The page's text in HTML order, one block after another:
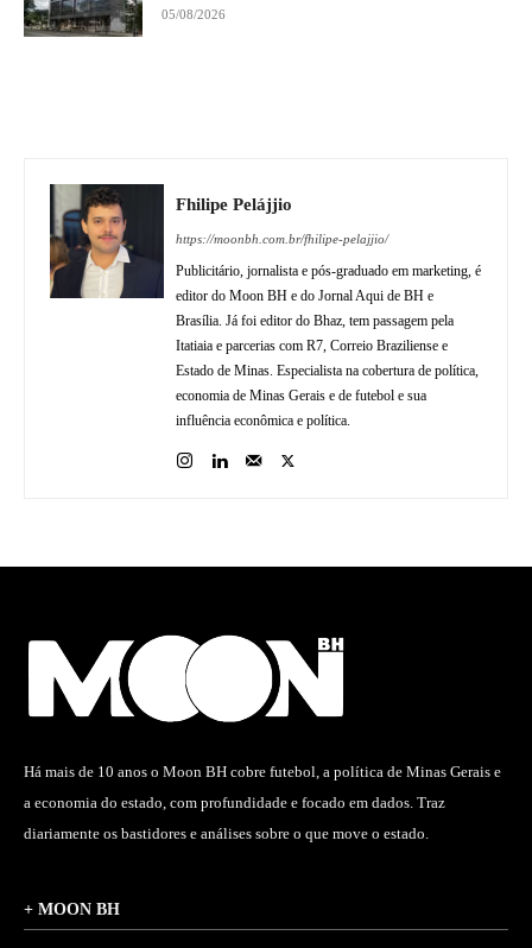
05/08/2026
Fhilipe Pelájjio
https://moonbh.com.br/fhilipe-pelajjio/
Publicitário, jornalista e pós-graduado em marketing, é
editor do Moon BH e do Jornal Aqui de BH e
Brasília. Já foi editor do Bhaz, tem passagem pela
Itatiaia e parcerias com R7, Correio Braziliense e
Estado de Minas. Especialista na cobertura de política,
economia de Minas Gerais e de futebol e sua
influência econômica e política.
Há mais de 10 anos o Moon BH cobre futebol, a política de Minas Gerais e
a economia do estado, com profundidade e focado em dados. Traz
diariamente os bastidores e análises sobre o que move o estado.
+ MOON BH